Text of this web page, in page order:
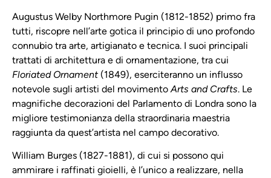
Augustus Welby Northmore Pugin (1812-1852) primo fra
tutti, riscopre nell’arte gotica il principio di uno profondo
connubio tra arte, artigianato e tecnica. I suoi principali
trattati di architettura e di ornamentazione, tra cui
Floriated Ornament(1849), eserciteranno un influsso
notevole sugli artisti del movimentoArts and Crafts. Le
magnifiche decorazioni del Parlamento di Londra sono la
migliore testimonianza della straordinaria maestria
raggiunta da quest’artista nel campo decorativo.
William Burges (1827-1881), di cui si possono qui
ammirare i raffinati gioielli, è l’unico a realizzare, nella